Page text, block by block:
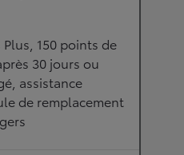
150 points de
30 jours ou
assistance
de remplacement